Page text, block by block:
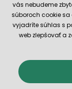
E-shop
vás nebudeme
súboroch cookie sa
vyjadríte súhlas s
web zlepšovať a